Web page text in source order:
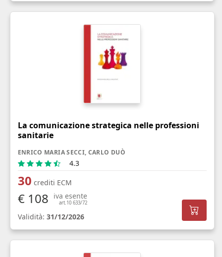
La comunicazione strategica nelle professioni
sanitarie
ENRICO MARIA SECCI, CARLO DUÒ
4.3
30 crediti ECM
€ 108 iva esente
art.10 633/72
Validità: 31/12/2026